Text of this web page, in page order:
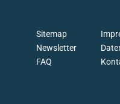
FAQ
Newsletter
Sitemap